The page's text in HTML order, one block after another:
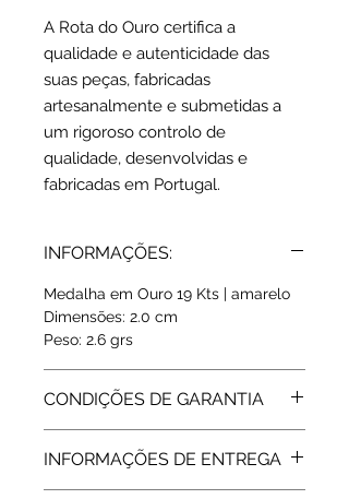
A Rota do Ouro certifica a
qualidade e autenticidade das
suas peças, fabricadas
artesanalmente e submetidas a
um rigoroso controlo de
qualidade, desenvolvidas e
fabricadas em Portugal.
INFORMAÇÕES:
Medalha em Ouro 19 Kts | amarelo
Dimensões: 2.0 cm
Peso: 2.6 grs
CONDIÇÕES DE GARANTIA
do Ouro estão abrangidos pela
Garantia de Fabricante, de 2 Anos,
INFORMAÇÕES DE ENTREGA